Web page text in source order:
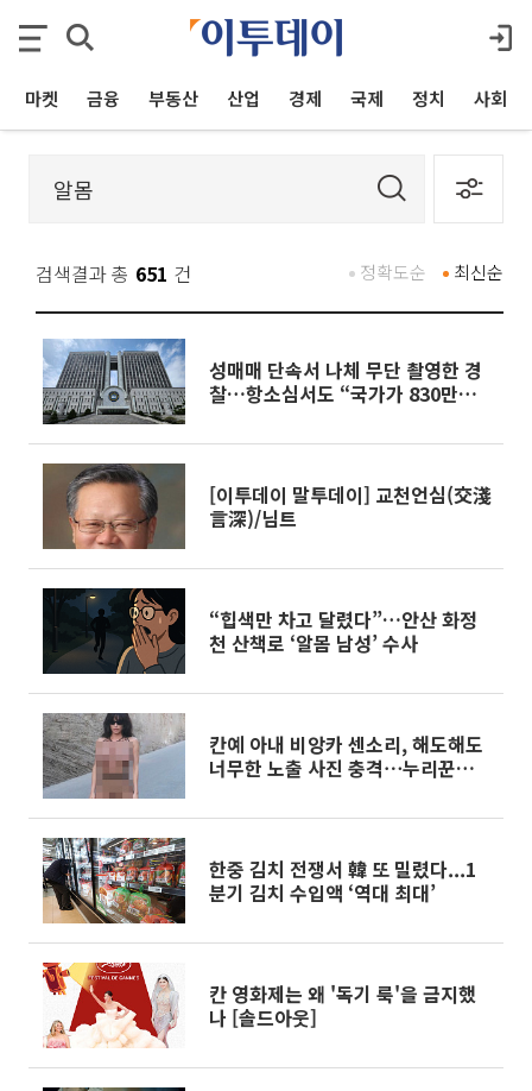
마켓 금융 부동산 산업 경제 국제 정치 사회
검색결과 총 651 건 최신순
정확도순
성매매 단속서 나체 무단 촬영한 경
찰…항소심서도 “국가가 830만원
[이투데이 말투데이] 교천언심(交淺
言深)/님트
“힙색만 차고 달렸다”…안산 화정
천 산책로 ‘알몸 남성’ 수사
칸예 아내 비앙카 센소리, 해도해도
너무한 노출 사진 충격⋯누리꾼들
한중 김치 전쟁서 韓 또 밀렸다...1
분기 김치 수입액 ‘역대 최대’
칸 영화제는 왜 '독기 룩'을 금지했
나 [솔드아웃]